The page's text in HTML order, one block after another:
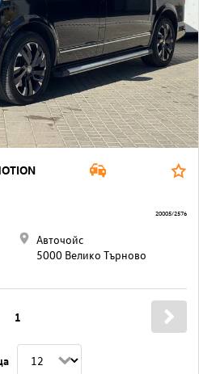
Авточойс
5000 Велико Търново
20005/2576
1